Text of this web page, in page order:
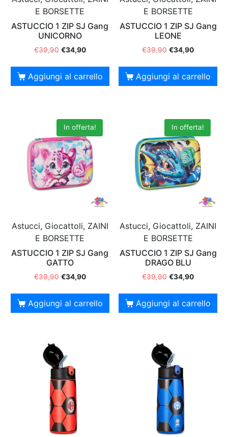
E BORSETTE
ASTUCCIO 1 ZIP SJ Gang
UNICORNO
€39,90 €34,90
Aggiungi al carrello
E BORSETTE
ASTUCCIO 1 ZIP SJ Gang
LEONE
€39,90 €34,90
Aggiungi al carrello
In offerta!
Astucci, Giocattoli, ZAINI
E BORSETTE
ASTUCCIO 1 ZIP SJ Gang
GATTO
€39,90 €34,90
Aggiungi al carrello
In offerta!
Astucci, Giocattoli, ZAINI
E BORSETTE
ASTUCCIO 1 ZIP SJ Gang
DRAGO BLU
€39,90 €34,90
Aggiungi al carrello